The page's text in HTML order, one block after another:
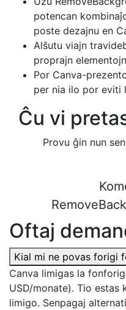
potencan
poste dezajnu en
Alŝutu viajn
proprajn
Por Canva-
per nia ilo por eviti
Ĉu vi
Provu ĝin nun
Oftaj
Kial mi ne povas forigi
Canva limigas la
USD/monate). Tio estas
limigo. Senpagaj